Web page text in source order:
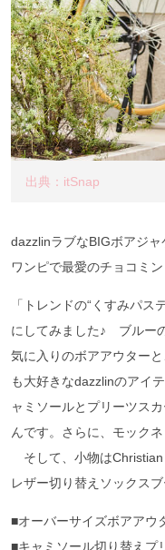
出典：itSnap
dazzlinラブなBIGボアジ
ワンピで最愛のチョコミ
「トレンドの“くすみパ
にしてみました♪ ブルー
気に入りのボアアウター
も大好きなdazzlinのアイ
ャミソールとプリーツス
んです。さらに、モック
そして、小物はChristian
レザー切り替えソックス
■オーバーサイズボアアウ
■キャミソール切り替えプ